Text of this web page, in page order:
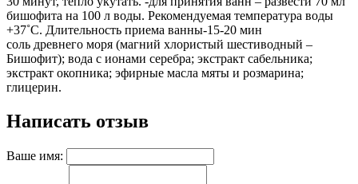
бишофита на 100 л воды. Рекомендуемая температура воды
+37˚С. Длительность приема ванны-15-20 мин
соль древнего моря (магний хлористый шестиводный –
Бишофит); вода с ионами серебра; экстракт сабельника;
экстракт окопника; эфирные масла мяты и розмарина;
глицерин.
Написать отзыв
Ваше имя: